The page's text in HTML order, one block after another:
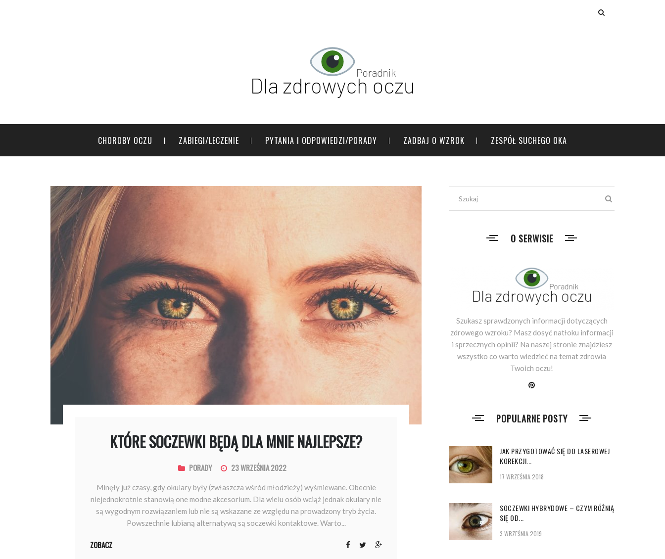
×
CHOROBY OCZU ZABIEGI/LECZENIE PYTANIA I ODPOWIEDZI/PORADY ZADBAJ O WZROK ZESPÓŁ SUCHEGO OKA
KTÓRE SOCZEWKI BĘDĄ DLA MNIE NAJLEPSZE?
PORADY 23 WRZEŚNIA 2022
​Minęły już czasy, gdy okulary były (zwłaszcza wśród młodzieży) wyśmiewane. Obecnie
niejednokrotnie stanowią one modne akcesorium. Dla wielu osób wciąż jednak okulary nie
są wygodnym rozwiązaniem lub nie są wskazane ze względu na prowadzony tryb życia.
Powszechnie lubianą alternatywą są soczewki kontaktowe. Warto...
ZOBACZ
O SERWISIE
Szukasz sprawdzonych informacji dotyczących
zdrowego wzroku? Masz dosyć natłoku informacji
i sprzecznych opinii? Na naszej stronie znajdziesz
wszystko co warto wiedzieć na temat zdrowia
Twoich oczu!
POPULARNE POSTY
JAK PRZYGOTOWAĆ SIĘ DO LASEROWEJ
KOREKCJI...
17 WRZEŚNIA 2018
SOCZEWKI HYBRYDOWE – CZYM RÓŻNIĄ
SIĘ OD...
3 WRZEŚNIA 2019